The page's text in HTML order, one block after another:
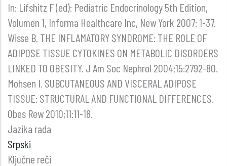
In: Lifshitz F (ed): Pediatric Endocrinology 5th Edition,
Volumen 1, Informa Healthcare Inc, New York 2007: 1-37.
Wisse B. THE INFLAMATORY SYNDROME: THE ROLE OF
ADIPOSE TISSUE CYTOKINES ON METABOLIC DISORDERS
LINKED TO OBESITY. J Am Soc Nephrol 2004;15:2792-80.
Mohsen I. SUBCUTANEOUS AND VISCERAL ADIPOSE
TISSUE: STRUCTURAL AND FUNCTIONAL DIFFERENCES.
Obes Rew 2010;11:11-18.
Jazika rada
Srpski
Ključne reči